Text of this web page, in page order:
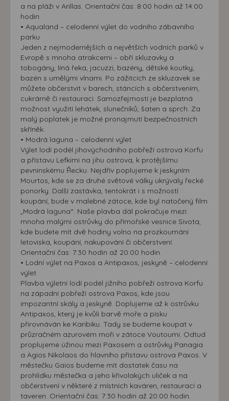
a na pláži v Arillas. Orientační čas: 8:00 hodin až 14:00
hodin.
• Aqualand – celodenní výlet do vodního zábavního
parku
Jeden z nejmodernějších a největších vodních parků v
Evropě s mnoha atrakcemi – obří skluzavky a
tobogány, líná řeka, jacuzzi, bazény, dětské koutky,
bazén s umělými vlnami. Po zážitcích ze skluzavek se
můžete občerstvit v barech, stáncích s občerstvením,
cukrárně či restauraci. Samozřejmostí je bezplatná
možnost využití lehátek, slunečníků, šaten a sprch. Za
malý poplatek je možné pronajmutí bezpečnostních
skříněk.
• Modrá laguna – celodenní výlet
Výlet lodí podél jihovýchodního pobřeží ostrova Korfu
a přístavu Lefkimi na jihu ostrova, k protějšímu
pevninskému Řecku. Nejdřív poplujeme k jeskyním
Mourtos, kde se za druhé světové války ukrývaly řecké
ponorky. Další zastávka, tentokrát i s možností
koupání, bude v malebné zátoce, kde byl natočený film
„Modrá laguna“. Naše plavba dál pokračuje mezi
mnoha malými ostrůvky do přímořské vesnice Sivota,
kde budete mít dvě hodiny volno na prozkoumání
letoviska, koupání, nakupování či občerstvení.
Orientační čas: 7:30 hodin až 20:00 hodin.
• Lodní výlet na Paxos a Antipaxos, jeskyně – celodenní
výlet
Plavba výletní lodí podél jižního pobřeží ostrova Korfu
na západní pobřeží ostrova Paxos, kde jsou
impozantní skály a jeskyně. Doplujeme až k ostrůvku
Antipaxos, který je kvůli barvě moře a písku
přirovnáván ke Karibiku. Tady se budeme koupat v
průzračném azurovém moři v zátoce Voutoumi. Odtud
proplujeme úžinou mezi Paxosem a ostrůvky Panagia
a Agios Nikolaos do hlavního přístavu ostrova Paxos. V
městečku Gaios budeme mít dostatek času na
prohlídku městečka a jeho křivolakých uliček a na
občerstvení v některé z místních kaváren, restaurací a
taveren. Orientační čas: 7:30 hodin až 20:00 hodin.